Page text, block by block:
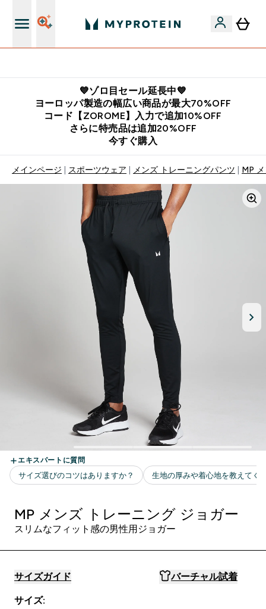
💙ゾロ目セール延長中💙
ヨーロッパ製造の幅広い商品が最大70%OFF
コード【ZOROME】入力で追加10%OFF
さらに特売品は追加20%OFF
今すぐ購入
メインページ スポーツウェア メンズ トレーニングパンツ MP
MP メンズ トレーニング ジョガー
スリムなフィット感の男性用ジョガー
サイズガイド バーチャル試着
サイズ: